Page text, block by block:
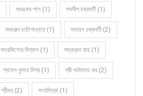
শুভঙ্কর পাল (1) শুভদীপ চক্রবর্তী (1)
শুভাঞ্জন চট্টোপাধ্যায় (1) শুভায়ন চক্রবর্তী (2)
শুভ্রকিশোর বিশ্বাস (1) শুভ্রব্রত রায় (1)
শ্যামল কুমার মিশ্র (1) শ্রী অমিতাভ কর (2)
শ্রীধর (2) সংঘমিত্রা (1)